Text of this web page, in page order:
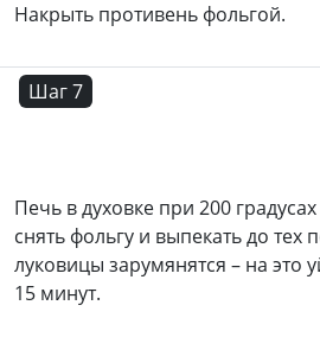
Накрыть противень фольгой.
Шаг 7
Печь в духовке при 200
снять фольгу и выпекать до тех
луковицы зарумянятся – на это
15 минут.